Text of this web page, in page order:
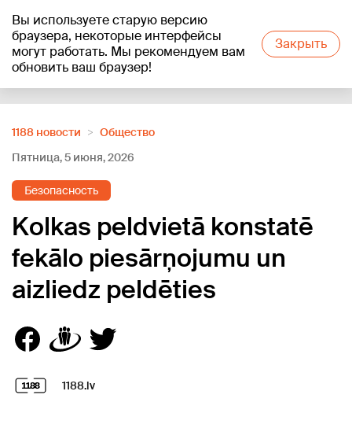
Вы используете старую версию
браузера, некоторые интерфейсы
могут работать. Мы рекомендуем вам
обновить ваш браузер!
Закрыть
+21°C
1188 новости
Oбщество
Пятница, 5 июня, 2026
Безопасность
Kolkas peldvietā konstatē
fekālo piesārņojumu un
aizliedz peldēties
1188.lv